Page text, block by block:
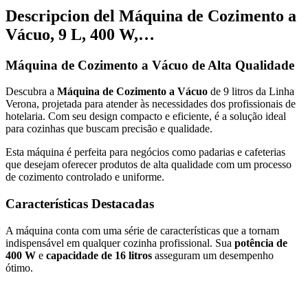
Descripcion del Máquina de Cozimento a
Vácuo, 9 L, 400 W,…
Máquina de Cozimento a Vácuo de Alta Qualidade
Descubra a Máquina de Cozimento a Vácuo de 9 litros da Linha
Verona, projetada para atender às necessidades dos profissionais de
hotelaria. Com seu design compacto e eficiente, é a solução ideal
para cozinhas que buscam precisão e qualidade.
Esta máquina é perfeita para negócios como padarias e cafeterias
que desejam oferecer produtos de alta qualidade com um processo
de cozimento controlado e uniforme.
Características Destacadas
A máquina conta com uma série de características que a tornam
indispensável em qualquer cozinha profissional. Sua potência de
400 W e capacidade de 16 litros asseguram um desempenho
ótimo.